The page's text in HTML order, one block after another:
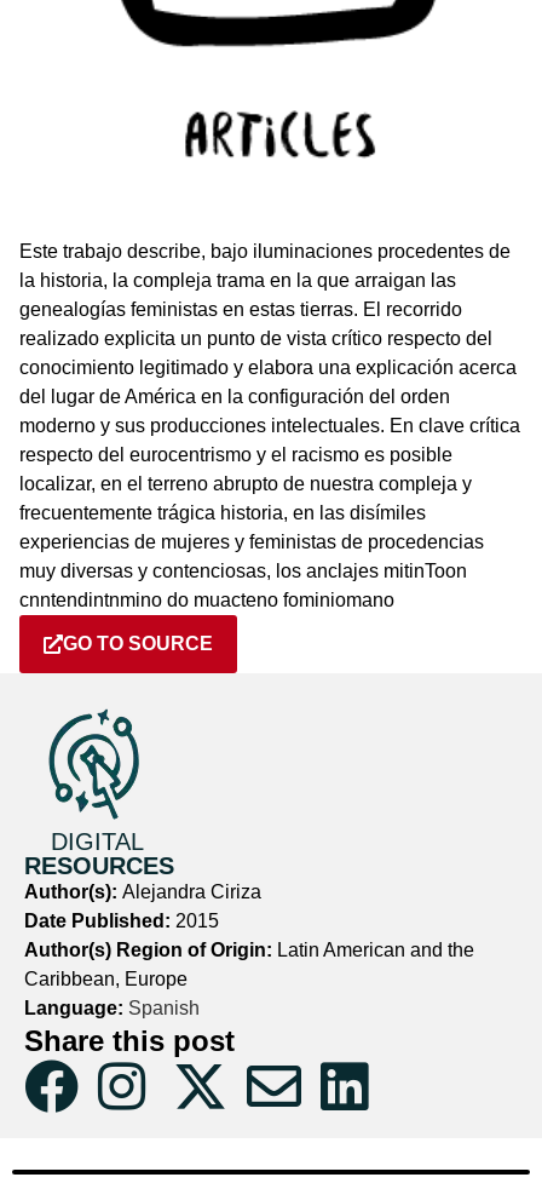
Este trabajo describe, bajo iluminaciones procedentes de
la historia, la compleja trama en la que arraigan las
genealogías feministas en estas tierras. El recorrido
realizado explicita un punto de vista crítico respecto del
conocimiento legitimado y elabora una explicación acerca
del lugar de América en la configuración del orden
moderno y sus producciones intelectuales. En clave crítica
respecto del eurocentrismo y el racismo es posible
localizar, en el terreno abrupto de nuestra compleja y
frecuentemente trágica historia, en las disímiles
experiencias de mujeres y feministas de procedencias
muy diversas y contenciosas, los anclajes mitinToon
cnntendintnmino do muacteno fominiomano
GO TO SOURCE
DIGITAL
RESOURCES
Author(s): Alejandra Ciriza
Date Published: 2015
Author(s) Region of Origin: Latin American and the
Caribbean, Europe
Language: Spanish
Share this post